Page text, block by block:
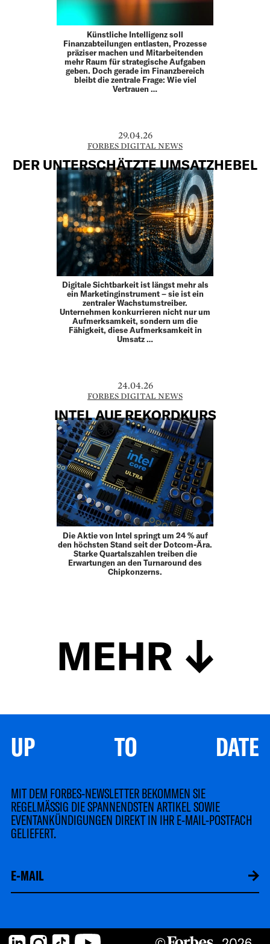
Künstliche Intelligenz soll
Finanzabteilungen entlasten, Prozesse
präziser machen und Mitarbeitenden
mehr Raum für strategische Aufgaben
geben. Doch gerade im Finanzbereich
bleibt die zentrale Frage: Wie viel
Vertrauen …
29.04.26
FORBES DIGITAL NEWS
DER UNTERSCHÄTZTE UMSATZHEBEL
Digitale Sichtbarkeit ist längst mehr als
ein Marketinginstrument – sie ist ein
zentraler Wachstumstreiber.
Unternehmen konkurrieren nicht nur um
Aufmerksamkeit, sondern um die
Fähigkeit, diese Aufmerksamkeit in
Umsatz …
24.04.26
FORBES DIGITAL NEWS
INTEL AUF REKORDKURS
Die Aktie von Intel springt um 24 % auf
den höchsten Stand seit der Dotcom-Ära.
Starke Quartalszahlen treiben die
Erwartungen an den Turnaround des
Chipkonzerns.
MEHR
UP TO DATE
MIT DEM FORBES-NEWSLETTER BEKOMMEN SIE
REGELMÄSSIG DIE SPANNENDSTEN ARTIKEL SOWIE
EVENTANKÜNDIGUNGEN DIREKT IN IHR E-MAIL-POSTFACH
GELIEFERT.
LinkedInInstagram
TikTok